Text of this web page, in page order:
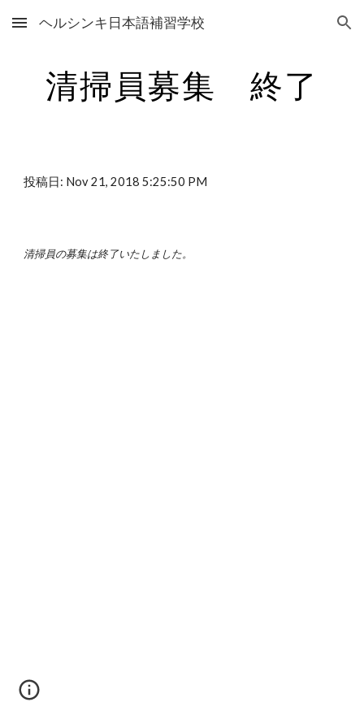
Skip to main content Skip to navigation
ヘルシンキ日本語補習学校
清掃員募集　終了
投稿日: Nov 21, 2018 5:25:50 PM
清掃員の募集は終了いたしました。